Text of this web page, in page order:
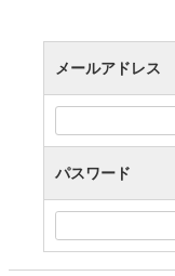
メールアドレス
パスワード